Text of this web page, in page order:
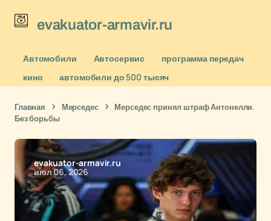
evakuator-armavir.ru
Автомобили Автосервис
программа передач
кино
автомобили до 500 тысяч
Главная Мерседес
Мерседес принял штраф Антонелли.
Без борьбы
evakuator-armavir.ru
июл 06, 2026